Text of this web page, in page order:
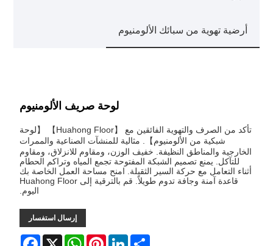
أرضية تهوية من سبائك الألومنيوم
لوحة صريف الألومنيوم
تأكد من الصرف والتهوية الفائقين مع 【Huahong Floor】 【لوحة
شبكية من الألومنيوم】. مثالية للمنشآت الصناعية والممرات
الخارجية والمناطق النظيفة. خفيف الوزن، ومقاوم للانزلاق، ومقاوم
للتآكل. يمنع تصميم الشبكة المفتوحة تجمع المياه وتراكم الحطام
أثناء التعامل مع حركة السير الثقيلة. امنح مساحة العمل الخاصة بك
قاعدة آمنة وجافة تدوم طويلاً. قم بالترقية إلى Huahong Floor
اليوم.
إرسال استفسار
Facebook X
WhatsAppPinterestLinkedInShare